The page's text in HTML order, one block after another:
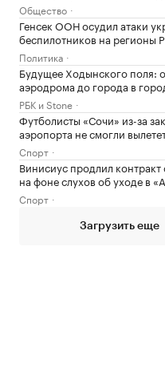
Общество
Генсек ООН осудил атаки
беспилотников на регионы
Политика
Будущее Ходынского поля:
аэродрома до города в
РБК и Stone
Футболисты «Сочи» из-за
аэропорта не смогли
Спорт
Винисиус продлил контракт
на фоне слухов об уходе в
Спорт
Загрузить еще